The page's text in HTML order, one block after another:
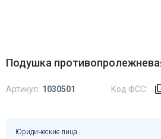
Подушка
Артикул: 1030501 Код ФСС:
Юридические лица